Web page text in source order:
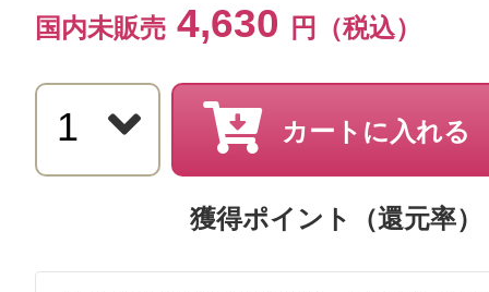
国内未販売 4,630 円（税込）
カートに入れる
獲得ポイント（還元率）